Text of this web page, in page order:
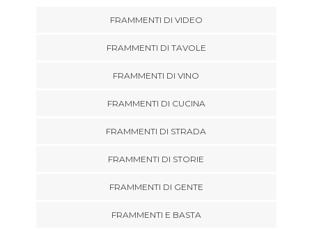
FRAMMENTI DI VIDEO
FRAMMENTI DI TAVOLE
FRAMMENTI DI VINO
FRAMMENTI DI CUCINA
FRAMMENTI DI STRADA
FRAMMENTI DI STORIE
FRAMMENTI DI GENTE
FRAMMENTI E BASTA